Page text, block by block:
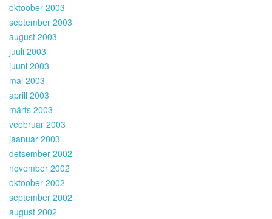
oktoober 2003
september 2003
august 2003
juuli 2003
juuni 2003
mai 2003
aprill 2003
märts 2003
veebruar 2003
jaanuar 2003
detsember 2002
november 2002
oktoober 2002
september 2002
august 2002